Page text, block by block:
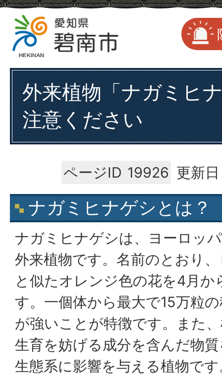
外来植物「ナガミヒ
注意ください
ページID 19926 更新
ナガミヒナゲシとは？
ナガミヒナゲシは、ヨーロッ
外来植物です。名前のとおり
と似たオレンジ色の花を4月か
す。一個体から最大で15万粒
が強いことが特徴です。また
生育を妨げる成分を含んだ物
生態系に影響を与える植物で